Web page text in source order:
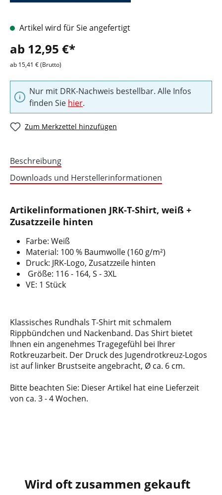
Artikel wird für Sie angefertigt
ab 12,95 €*
ab 15,41 € (Brutto)
Nur mit DRK-Nachweis bestellbar. Alle Infos
finden Sie hier.
Zum Merkzettel hinzufügen
Beschreibung
Downloads und Herstellerinformationen
Artikelinformationen JRK-T-Shirt, weiß +
Zusatzzeile hinten
Farbe: Weiß
Material: 100 % Baumwolle (160 g/m²)
Druck: JRK-Logo, Zusatzzeile hinten
Größe: 116 - 164, S - 3XL
VE: 1 Stück
Klassisches Rundhals T-Shirt mit schmalem
Rippbündchen und Nackenband. Das Shirt bietet
Ihnen ein angenehmes Tragegefühl bei Ihrer
Rotkreuzarbeit. Der Druck des Jugendrotkreuz-Logos
ist auf linker Brustseite angebracht, Ø ca. 6 cm.
Bitte beachten Sie: Dieser Artikel hat eine Lieferzeit
von ca. 3 - 4 Wochen.
Wird oft zusammen gekauft